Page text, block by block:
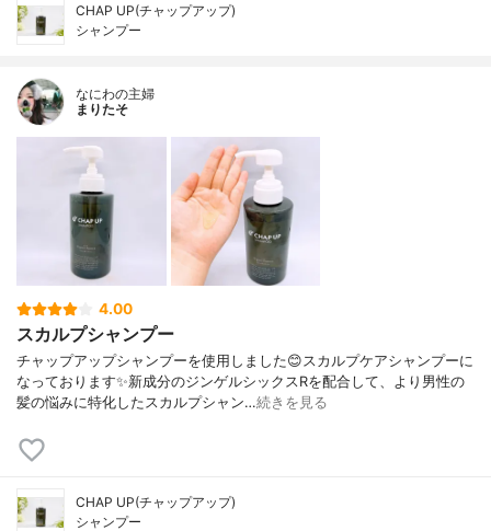
CHAP UP(チャップアップ)
シャンプー
なにわの主婦
まりたそ
4.00
スカルプシャンプー
チャップアップシャンプーを使用しました😊スカルプケアシャンプーに
なっております✨新成分のジンゲルシックスRを配合して、より男性の
髪の悩みに特化したスカルプシャン…続きを見る
CHAP UP(チャップアップ)
シャンプー